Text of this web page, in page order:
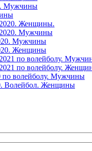
Мужчины
Женщины.
2020. Мужчины
Мужчины
Женщины
по волейболу.
по волейболу.
волейболу. Мужчины
Волейбол. Женщины